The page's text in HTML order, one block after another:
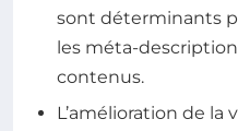
sont déterminants
les méta-
contenus.
L’amélioration de